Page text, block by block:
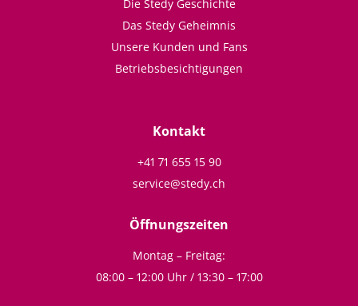
Die Stedy Geschichte
Das Stedy Geheimnis
Unsere Kunden und Fans
Betriebsbesichtigungen
Kontakt
+41 71 655 15 90
service@stedy.ch
Öffnungszeiten
Montag – Freitag:
08:00 – 12:00 Uhr / 13:30 – 17:00